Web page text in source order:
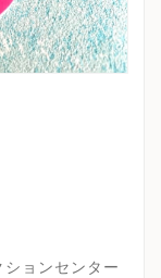
ョンセンター